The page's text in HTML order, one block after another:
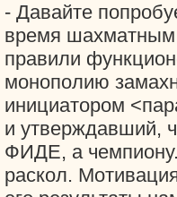
- Давайте
время шахматным
правили
монополию
инициатором
и утверждавший,
ФИДЕ, а
раскол.